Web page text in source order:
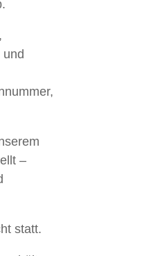
–
statt.